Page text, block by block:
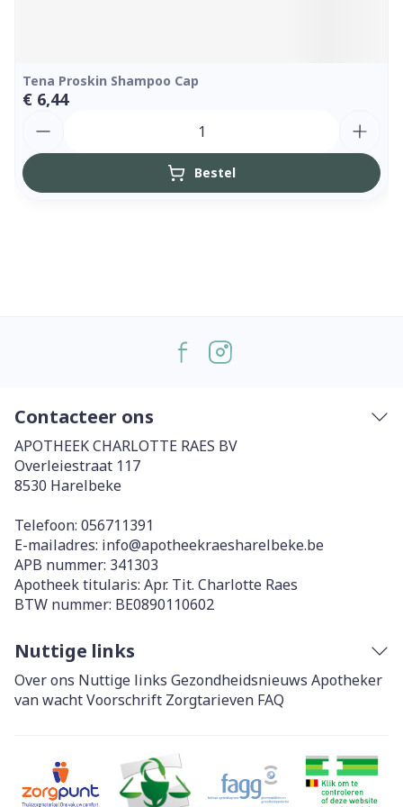
Tena Proskin Shampoo Cap
€ 6,44
Bestel
Contacteer ons
APOTHEEK CHARLOTTE RAES BV
Overleiestraat 117
8530 Harelbeke
Telefoon: 056711391
E-mailadres: info@apotheekraesharelbeke.be
APB nummer: 341303
Apotheek titularis: Apr. Tit. Charlotte Raes
BTW nummer: BE0890110602
Nuttige links
Over ons Nuttige links Gezondheidsnieuws Apotheker
van wachtVoorschrift Zorgtarieven FAQ